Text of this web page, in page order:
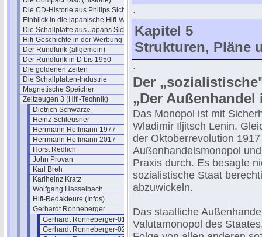
Die CD-Historie aus Philips Sicht
Einblick in die japanische Hifi-Welt
Die Schallplatte aus Japans Sicht
Hifi-Geschichte in der Werbung
Der Rundfunk (allgemein)
Der Rundfunk in D bis 1950
Die goldenen Zeiten
Die Schallplatten-Industrie
Magnetische Speicher
Zeitzeugen 3 (Hifi-Technik)
Dietrich Schwarze
Heinz Schleusner
Herrmann Hoffmann 1977
Herrmann Hoffmann 2017
Horst Redlich
John Provan
Karl Breh
Karlheinz Kratz
Wolfgang Hasselbach
Hifi-Redakteure (Infos)
Gerhardt Ronneberger
Gerhardt Ronneberger-01
Gerhardt Ronneberger-02
.
Kapitel 5
Strukturen, Pläne
.
Der
„Der
Das Monopol ist mit
Wladimir Iljitsch Lenin.
der Oktoberrevolution
Außenhandelsmonopol
Praxis durch. Es besagte
sozialistische Staat
abzuwickeln.
Das staatliche
Valutamonopol des